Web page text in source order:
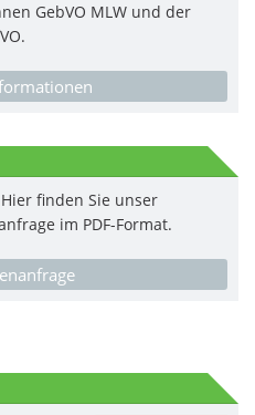
GebVO MLW und der
finden Sie unser
im PDF-Format.